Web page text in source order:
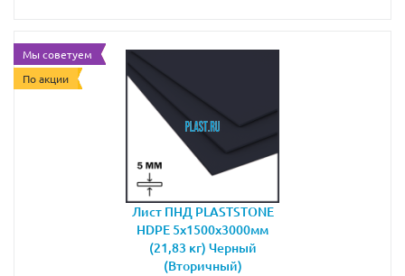
Мы советуем
По акции
Лист ПНД PLASTSTONE
HDPE 5х1500х3000мм
(21,83 кг) Черный
(Вторичный)